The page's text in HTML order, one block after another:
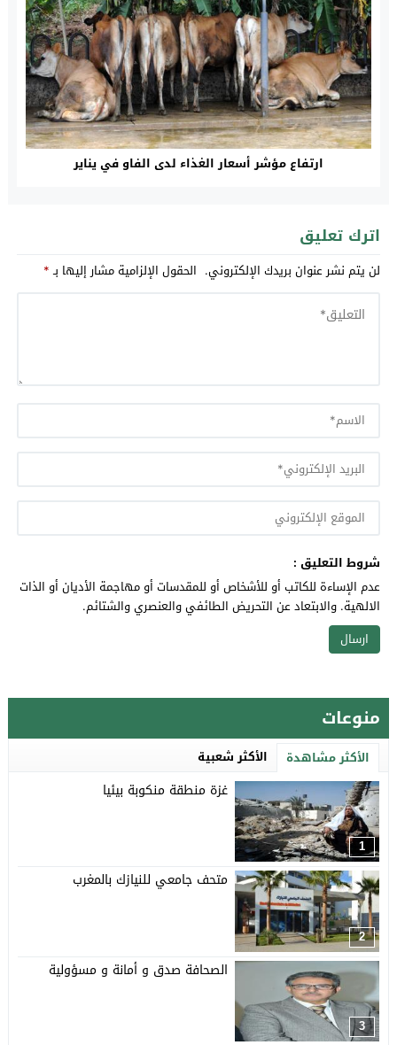
ارتفاع مؤشر أسعار الغذاء لدى الفاو في يناير
اترك تعليق
لن يتم نشر عنوان بريدك الإلكتروني. الحقول الإلزامية مشار إليها بـ*
شروط التعليق :
عدم الإساءة للكاتب أو للأشخاص أو للمقدسات أو مهاجمة الأديان أو الذات
الالهية. والابتعاد عن التحريض الطائفي والعنصري والشتائم.
منوعات
الأكثر مشاهدة الأكثر شعبية
1
غزة منطقة منكوبة بيئيا
2
متحف جامعي للنيازك بالمغرب
3
الصحافة صدق و أمانة و مسؤولية